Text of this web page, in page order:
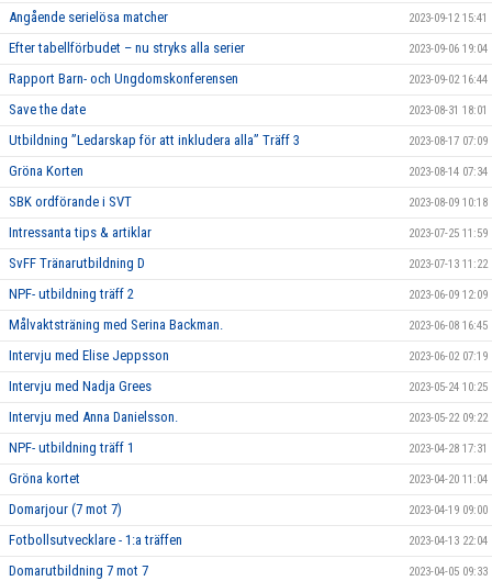
Angående serielösa matcher 2023-09-12 15:41
Efter tabellförbudet – nu stryks alla serier 2023-09-06 19:04
Rapport Barn- och Ungdomskonferensen 2023-09-02 16:44
Save the date 2023-08-31 18:01
Utbildning ”Ledarskap för att inkludera alla” Träff 3 2023-08-17 07:09
Gröna Korten 2023-08-14 07:34
SBK ordförande i SVT 2023-08-09 10:18
Intressanta tips & artiklar 2023-07-25 11:59
SvFF Tränarutbildning D 2023-07-13 11:22
NPF- utbildning träff 2 2023-06-09 12:09
Målvaktsträning med Serina Backman. 2023-06-08 16:45
Intervju med Elise Jeppsson 2023-06-02 07:19
Intervju med Nadja Grees 2023-05-24 10:25
Intervju med Anna Danielsson. 2023-05-22 09:22
NPF- utbildning träff 1 2023-04-28 17:31
Gröna kortet 2023-04-20 11:04
Domarjour (7 mot 7) 2023-04-19 09:00
Fotbollsutvecklare - 1:a träffen 2023-04-13 22:04
Domarutbildning 7 mot 7 2023-04-05 09:33